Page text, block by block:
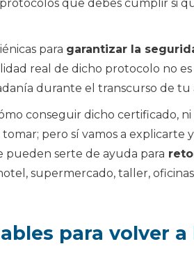
que debes cumplir si
para garantizar la
real de dicho protocolo no es
durante el transcurso de tu
conseguir dicho certificado,
pero sí vamos a explicarte
pueden serte de ayuda para
supermercado, taller,
para volver a